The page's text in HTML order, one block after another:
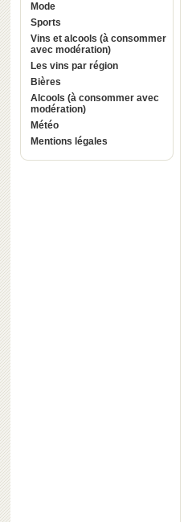
Mode
Sports
Vins et alcools (à consommer
avec modération)
Les vins par région
Bières
Alcools (à consommer avec
modération)
Météo
Mentions légales